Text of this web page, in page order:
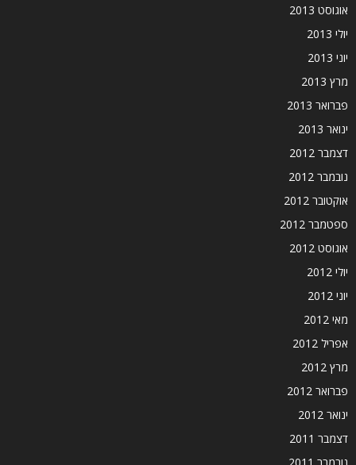
אוגוסט 2013
יולי 2013
יוני 2013
מרץ 2013
פברואר 2013
ינואר 2013
דצמבר 2012
נובמבר 2012
אוקטובר 2012
ספטמבר 2012
אוגוסט 2012
יולי 2012
יוני 2012
מאי 2012
אפריל 2012
מרץ 2012
פברואר 2012
ינואר 2012
דצמבר 2011